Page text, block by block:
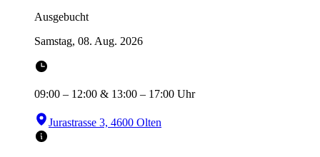
Ausgebucht
Samstag, 08. Aug. 2026
09:00 – 12:00 & 13:00 – 17:00 Uhr
Jurastrasse 3, 4600 Olten